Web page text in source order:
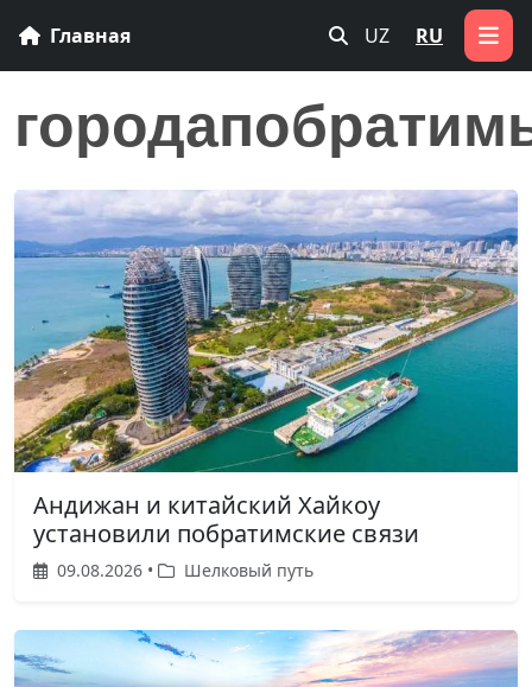
Главная UZ RU
Андижан и китайский Хайкоу
установили побратимские связи
09.08.2026 • Шелковый путь